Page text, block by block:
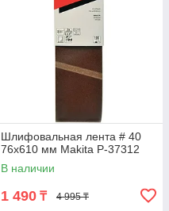
Шлифовальная лента # 40
76x610 мм Makita P-37312
В наличии
1 490 ₸ 4 995 ₸